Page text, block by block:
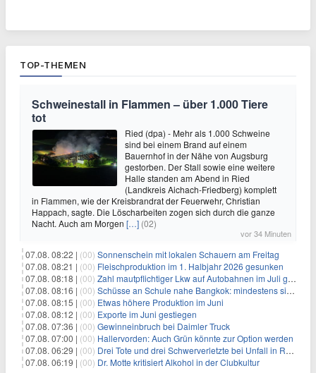
TOP-THEMEN
Schweinestall in Flammen – über 1.000 Tiere
tot
Ried (dpa) - Mehr als 1.000 Schweine
sind bei einem Brand auf einem
Bauernhof in der Nähe von Augsburg
gestorben. Der Stall sowie eine weitere
Halle standen am Abend in Ried
(Landkreis Aichach-Friedberg) komplett
in Flammen, wie der Kreisbrandrat der Feuerwehr, Christian
Happach, sagte. Die Löscharbeiten zogen sich durch die ganze
Nacht. Auch am Morgen […] (02)
vor 34 Minuten
07.08. 08:22 | (00) Sonnenschein mit lokalen Schauern am Freitag
07.08. 08:21 | (00) Fleischproduktion im 1. Halbjahr 2026 gesunken
07.08. 08:18 | (00) Zahl mautpflichtiger Lkw auf Autobahnen im Juli gestiegen
07.08. 08:16 | (00) Schüsse an Schule nahe Bangkok: mindestens sieben Tote
07.08. 08:15 | (00) Etwas höhere Produktion im Juni
07.08. 08:12 | (00) Exporte im Juni gestiegen
07.08. 07:36 | (00) Gewinneinbruch bei Daimler Truck
07.08. 07:00 | (00) Hallervorden: Auch Grün könnte zur Option werden
07.08. 06:29 | (00) Drei Tote und drei Schwerverletzte bei Unfall in Rheinland-Pfalz
07.08. 06:19 | (00) Dr. Motte kritisiert Alkohol in der Clubkultur